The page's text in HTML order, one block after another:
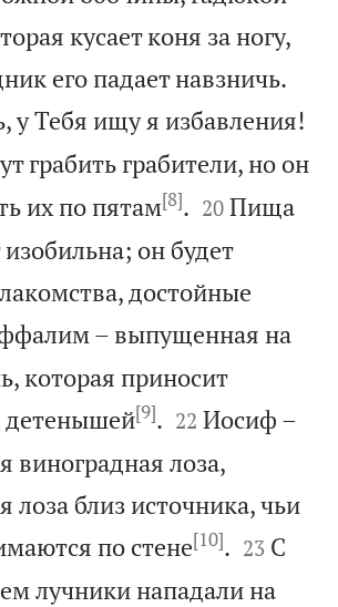
кусает коня за ногу,
его падает навзничь.
у Тебя ищу я избавления!
грабить грабители, но он
их по пятам[8]. 

20 Пища
он будет
достойные
– выпущенная на
которая приносит
детенышей[9]. 

22 Иосиф –
виноградная лоза,
лоза близ источника, чьи
по стене[10]. 

23 С
лучники нападали на